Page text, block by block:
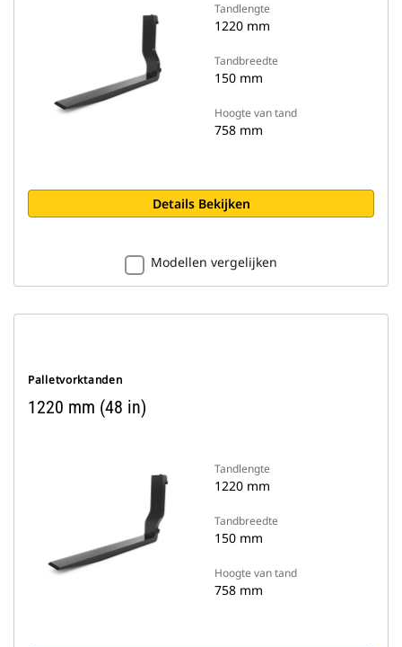
Tandlengte
1220 mm
Tandbreedte
150 mm
Hoogte van tand
758 mm
Details Bekijken
Modellen vergelijken
Palletvorktanden
1220 mm (48 in)
Tandlengte
1220 mm
Tandbreedte
150 mm
Hoogte van tand
758 mm